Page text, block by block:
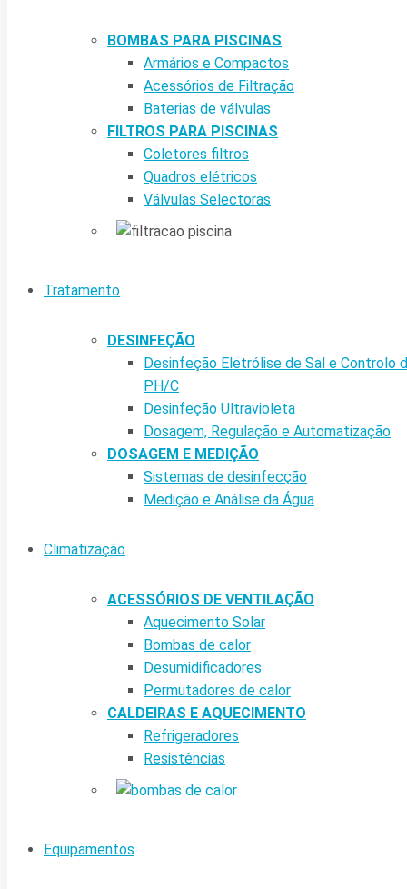
BOMBAS PARA PISCINAS
Armários e Compactos
Acessórios de Filtração
Baterias de válvulas
FILTROS PARA PISCINAS
Coletores filtros
Quadros elétricos
Válvulas Selectoras
Tratamento
DESINFEÇÃO
Desinfeção Eletrólise de Sal e Controlo
PH/C
Desinfeção Ultravioleta
Dosagem, Regulação e Automatização
DOSAGEM E MEDIÇÃO
Sistemas de desinfecção
Medição e Análise da Água
Climatização
ACESSÓRIOS DE VENTILAÇÃO
Aquecimento Solar
Bombas de calor
Desumidificadores
Permutadores de calor
CALDEIRAS E AQUECIMENTO
Refrigeradores
Resistências
Equipamentos